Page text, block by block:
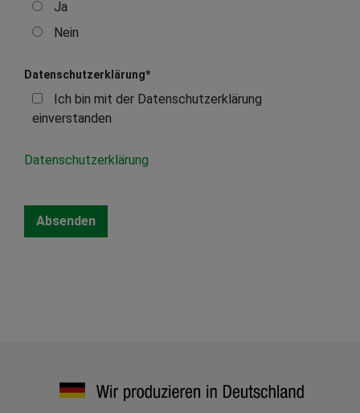
Ja
Nein
Datenschutzerklärung*
einverstanden
Datenschutzerklärung